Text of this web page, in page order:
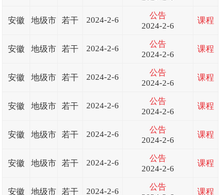
安徽 地级市 若干 2024-2-6
公告
2024-2-6
课程
安徽 地级市 若干 2024-2-6
公告
2024-2-6
课程
安徽 地级市 若干 2024-2-6
公告
2024-2-6
课程
安徽 地级市 若干 2024-2-6
公告
2024-2-6
课程
安徽 地级市 若干 2024-2-6
公告
2024-2-6
课程
安徽 地级市 若干 2024-2-6
公告
2024-2-6
课程
安徽 地级市 若干 2024-2-6
公告
课程